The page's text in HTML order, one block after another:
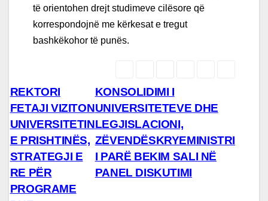
të orientohen drejt studimeve cilësore që
korrespondojnë me kërkesat e tregut
bashkëkohor të punës.
Lëvizje
te
postimet
KONSOLIDIMI I
UNIVERSITETEVE DHE
LEGJISLACIONI,
ZËVENDËSKRYEMINISTRI
I PARË BEKIM SALI NË
PANEL DISKUTIMI
REKTORI
FETAJI VIZITON
UNIVERSITETIN
E PRISHTINËS,
STRATEGJI E
RE PËR
PROGRAME